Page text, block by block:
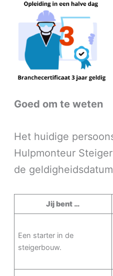
Goed om te weten
Het huidige
Hulpmonteur
de
Jij bent …
Een starter in de
steigerbouw.